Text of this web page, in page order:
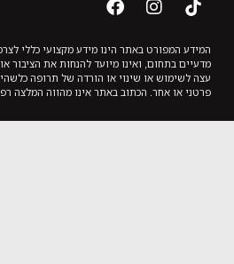
המידע המפורט באתר הינו מידע מקצועי כללי
מדעיים בתחום, ואינו מיועד להנחות את הציבור
עצה לשימוש או שינוי או הורדה של תרופה
פרטני או אחר. הכתוב באתר אינו מהווה המלצה